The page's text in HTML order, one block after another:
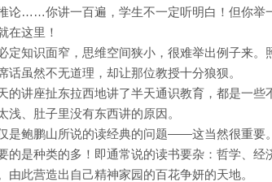
论……你讲一百遍，学生不一定听明白！但你举
这里！
定知识面窄，思维空间狭小，很难举出例子来
话虽然不无道理，却让那位教授十分狼狈。
的讲座扯东拉西地讲了半天通识教育，都是一
浅、肚子里没有东西讲的原因。
是鲍鹏山所说的读经典的问题——这当然很重要
的是种类的多！即通常说的读书要杂：哲学、
由此营造出自己精神家园的百花争妍的天地。